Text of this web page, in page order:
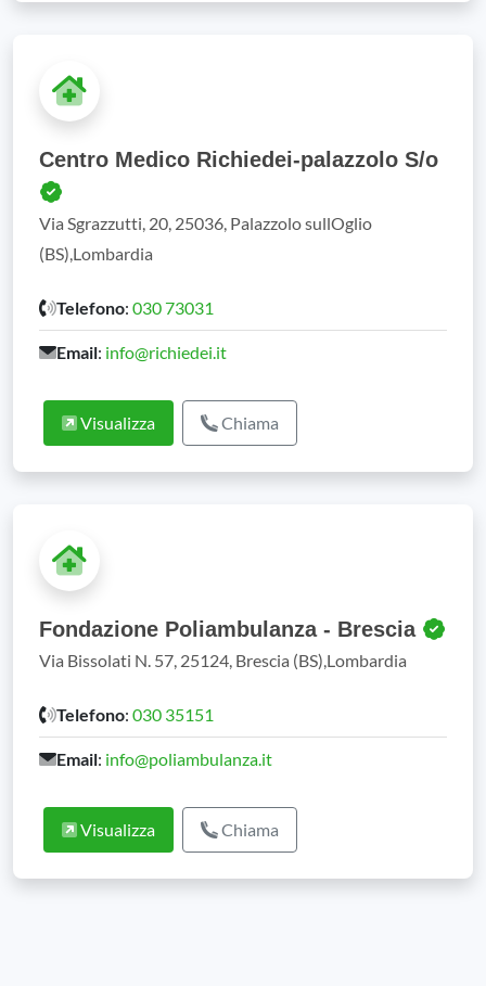
Centro Medico Richiedei-palazzolo S/o
Via Sgrazzutti, 20, 25036, Palazzolo sullOglio
(BS),Lombardia
Telefono: 030 73031
Email: info@richiedei.it
Visualizza Chiama
Fondazione Poliambulanza - Brescia
Via Bissolati N. 57, 25124, Brescia (BS),Lombardia
Telefono: 030 35151
Email: info@poliambulanza.it
Visualizza Chiama